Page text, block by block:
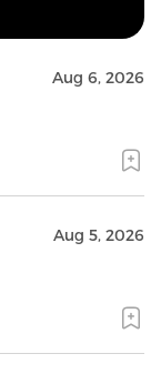
Aug 6, 2026
Aug 5, 2026